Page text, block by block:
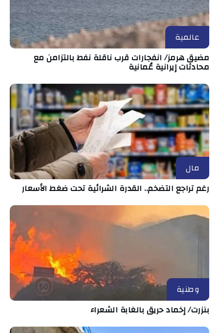
عالمية
مضيق هرمز/ انفجارات قرب ناقلة نفط بالتزامن مع
محادثات إيرانية عُمانية
مال
رغم تراجع التضخم.. القدرة الشرائية تحت ضغط الأسعار
وطنية
بنزرت/ إخماد حريق بالغابة الشعراء